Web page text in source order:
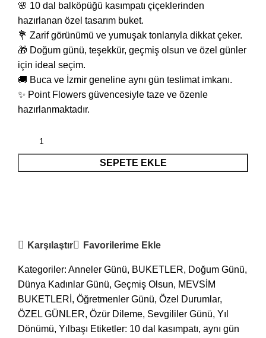
🌸 10 dal balköpüğü kasımpatı çiçeklerinden
hazırlanan özel tasarım buket.
💐 Zarif görünümü ve yumuşak tonlarıyla dikkat çeker.
🎁 Doğum günü, teşekkür, geçmiş olsun ve özel günler
için ideal seçim.
🚚 Buca ve İzmir geneline aynı gün teslimat imkanı.
✨ Point Flowers güvencesiyle taze ve özenle
hazırlanmaktadır.
SEPETE EKLE
Karşılaştır Favorilerime Ekle
Kategoriler: Anneler Günü, BUKETLER, Doğum Günü,
Dünya Kadınlar Günü, Geçmiş Olsun, MEVSİM
BUKETLERİ , Öğretmenler Günü, Özel Durumlar,
ÖZEL GÜNLER, Özür Dileme, Sevgililer Günü, Yıl
Dönümü, Yılbaşı Etiketler: 10 dal kasımpatı, aynı gün